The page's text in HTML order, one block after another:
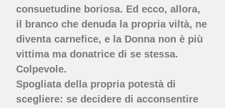
consuetudine boriosa. Ed ecco, allora,
il branco che denuda la propria viltà, ne
diventa carnefice, e la Donna non è più
vittima ma donatrice di se stessa.
Colpevole.
Spogliata della propria potestà di
scegliere: se decidere di acconsentire